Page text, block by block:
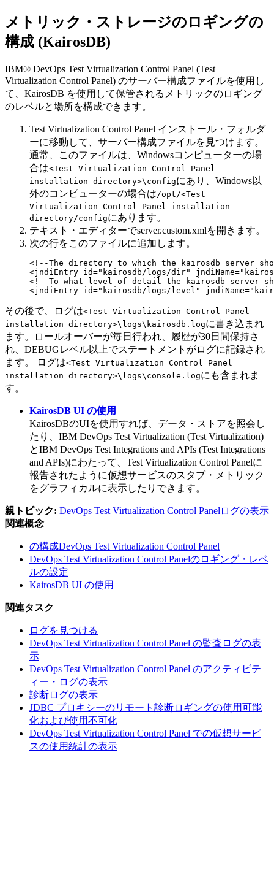
メトリック・ストレージのロギングの
構成 (KairosDB)
IBM® DevOps Test Virtualization Control Panel (Test
Virtualization Control Panel) のサーバー構成ファイルを使用し
て、 KairosDB を使用して保管されるメトリックのロギング
のレベルと場所を構成できます。
Test Virtualization Control Panel インストール・フォルダ
ーに移動して、サーバー構成ファイルを見つけます。
通常、このファイルは、Windowsコンピューターの場
合は<Test Virtualization Control Panel
installation directory>\configにあり、Windows以
外のコンピューターの場合は /opt/<Test
Virtualization Control Panel
installation
directory/configにあります。
テキスト・エディターでserver.custom.xmlを開きます。
次の行をこのファイルに追加します。
<!--The directory to which the kairosdb server
<jndiEntry id="kairosdb/logs/dir"
<!--To what level of detail the kairosdb server
<jndiEntry id="kairosdb/logs/level"
その後で、ログは<Test Virtualization Control Panel
installation directory>\logs\kairosdb.logに書き込まれ
ます。ロールオーバーが毎日行われ、履歴が30日間保持さ
れ、DEBUGレベル以上でステートメントがログに記録され
ます。 ログは<Test Virtualization Control Panel
installation directory>\logs\console.logにも含まれま
す。
KairosDB UI の使用
KairosDBのUIを使用すれば、データ・ストアを照会し
たり、 IBM DevOps Test Virtualization (Test Virtualization)
とIBM DevOps Test Integrations and APIs (Test Integrations
and APIs)にわたって、 Test Virtualization Control Panelに
報告されたように仮想サービスのスタブ・メトリック
をグラフィカルに表示したりできます。
親トピック: DevOps Test Virtualization Control Panelログの表示
関連概念
の構成DevOps Test Virtualization Control Panel
DevOps Test Virtualization Control Panelのロギング・レベ
ルの設定
KairosDB UI の使用
関連タスク
ログを見つける
DevOps Test Virtualization Control Panel の監査ログの表
示
DevOps Test Virtualization Control Panel のアクティビテ
ィー・ログの表示
診断ログの表示
JDBC プロキシーのリモート診断ロギングの使用可能
化および使用不可化
DevOps Test Virtualization Control Panel での仮想サービ
スの使用統計の表示